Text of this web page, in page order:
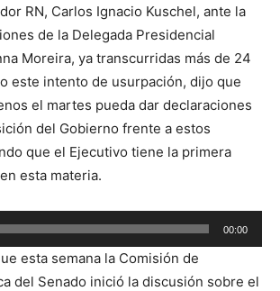
RN, Carlos Ignacio Kuschel, ante la
de la Delegada Presidencial
Moreira, ya transcurridas más de 24
este intento de usurpación, dijo que
el martes pueda dar declaraciones
del Gobierno frente a estos
que el Ejecutivo tiene la primera
esta materia.
00:00
esta semana la Comisión de
del Senado inició la discusión sobre el